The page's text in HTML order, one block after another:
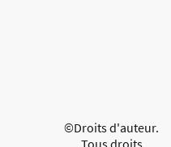
©Droits d'auteur.